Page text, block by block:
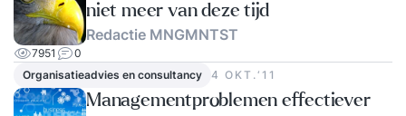
niet meer van deze tijd
Redactie MNGMNTST
7951
0
Organisatieadvies en consultancy
4 OKT.‘11
Managementproblemen effectiever